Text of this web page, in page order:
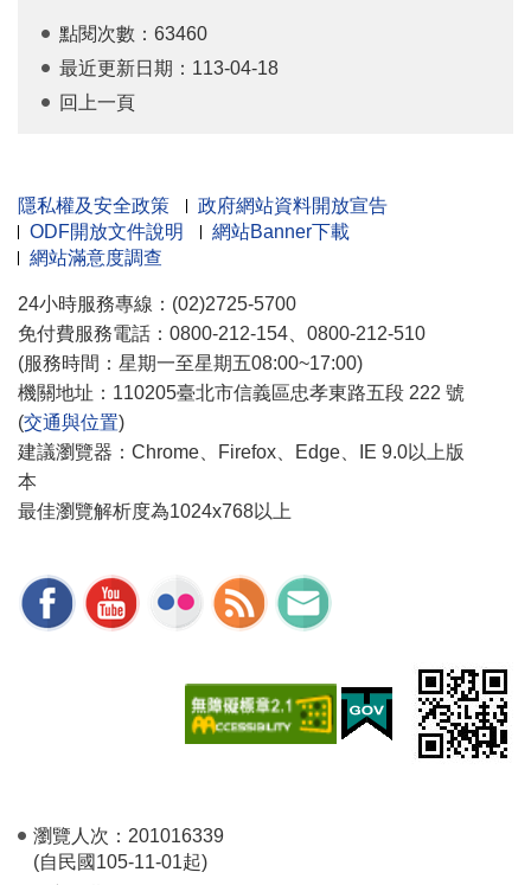
點閱次數：63460
最近更新日期：113-04-18
回上一頁
隱私權及安全政策
政府網站資料開放宣告
ODF開放文件說明
網站Banner下載
網站滿意度調查
24小時服務專線：(02)2725-5700
免付費服務電話：0800-212-154、0800-212-510
(服務時間：星期一至星期五08:00~17:00)
機關地址：110205臺北市信義區忠孝東路五段 222 號
(交通與位置)
建議瀏覽器：Chrome、Firefox、Edge、IE 9.0以上版
本
最佳瀏覽解析度為1024x768以上
瀏覽人次： 201016339
(自民國105-11-01起)